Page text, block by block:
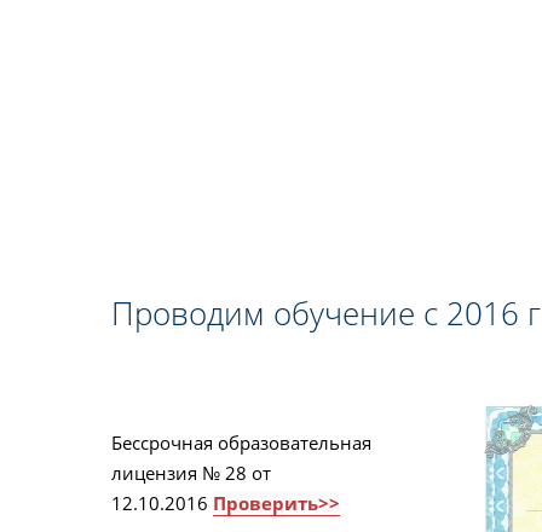
Проводим обучение с 2016
Бессрочная образовательная
лицензия № 28 от
12.10.2016 Проверить>>